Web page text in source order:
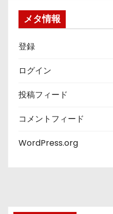
メタ情報
登録
ログイン
投稿フィード
コメントフィード
WordPress.org